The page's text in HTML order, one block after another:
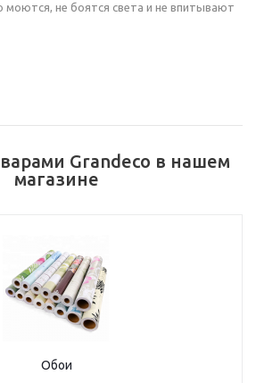
моются, не боятся света и не впитывают
Grandeco в нашем
магазине
Обои